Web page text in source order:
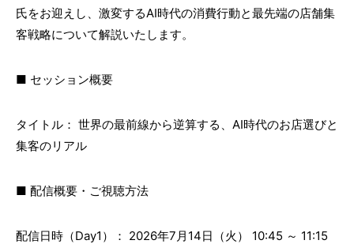
氏をお迎えし、激変するAI時代の消費行動と最先端の店舗集
客戦略について解説いたします。
■ セッション概要
タイトル： 世界の最前線から逆算する、AI時代のお店選びと
集客のリアル
■ 配信概要・ご視聴方法
配信日時（Day1）： 2026年7月14日（火） 10:45 ～ 11:15